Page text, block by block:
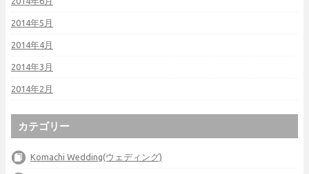
2014年5月
2014年4月
2014年3月
2014年2月
カテゴリー
Komachi Wedding(ウェディング)